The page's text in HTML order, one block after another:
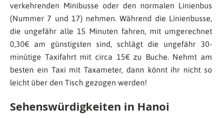
verkehrenden Minibusse oder den normalen Linienbus
(Nummer 7 und 17) nehmen. Während die Linienbusse,
die ungefähr alle 15 Minuten fahren, mit umgerechnet
0,30€ am günstigsten sind, schlägt die ungefähr 30-
minütige Taxifahrt mit circa 15€ zu Buche. Nehmt am
besten ein Taxi mit Taxameter, dann könnt ihr nicht so
leicht über den Tisch gezogen werden!
Sehenswürdigkeiten in Hanoi